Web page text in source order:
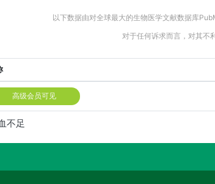
以下数据由对全球最大的生物医学文献数据库
对于任何诉求而言，对其不
高级会员可见
不足